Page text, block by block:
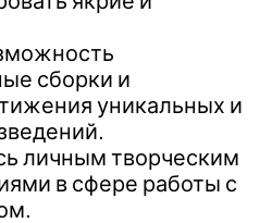
сборки и
уникальных и
личным творческим
в сфере работы с